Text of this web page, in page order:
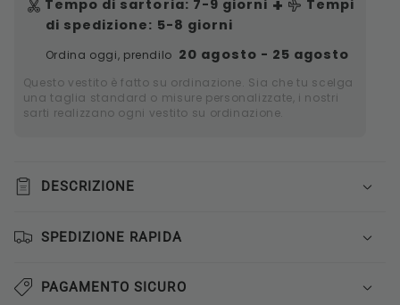
Tempo di sartoria: 7-9 giorni +
Tempi
di spedizione: 5-8 giorni
Ordina oggi, prendilo 20 agosto - 25 agosto
Questo vestito è fatto su ordinazione. Sia che tu scelga
una taglia standard o misure personalizzate, i nostri
sarti realizzano ogni vestito su ordinazione.
DESCRIZIONE
SPEDIZIONE RAPIDA
PAGAMENTO SICURO